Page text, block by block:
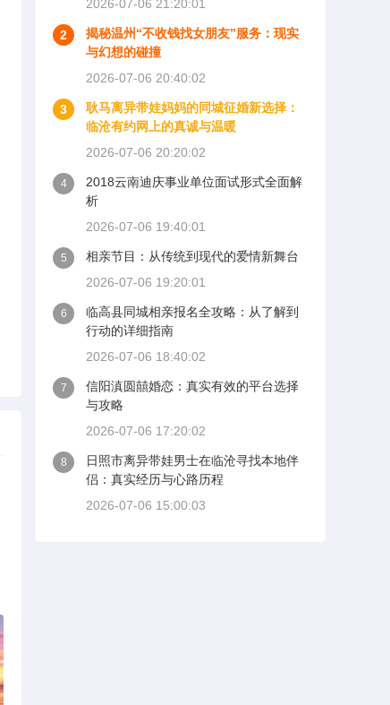
2026-07-06 21:20:01
2
揭秘温州“不收钱找女朋友”服务：现实
与幻想的碰撞
2026-07-06 20:40:02
3
耿马离异带娃妈妈的同城征婚新选择：
临沧有约网上的真诚与温暖
2026-07-06 20:20:02
4
2018云南迪庆事业单位面试形式全面解
析
2026-07-06 19:40:01
5
相亲节目：从传统到现代的爱情新舞台
2026-07-06 19:20:01
6
临高县同城相亲报名全攻略：从了解到
行动的详细指南
2026-07-06 18:40:02
7
信阳滇圆囍婚恋：真实有效的平台选择
与攻略
2026-07-06 17:20:02
8
日照市离异带娃男士在临沧寻找本地伴
侣：真实经历与心路历程
2026-07-06 15:00:03